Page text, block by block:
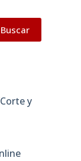
Buscar
y